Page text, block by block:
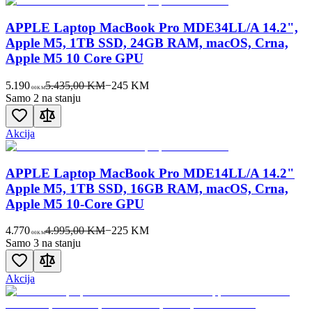
APPLE Laptop MacBook Pro MDE34LL/A 14.2",
Apple M5, 1TB SSD, 24GB RAM, macOS, Crna,
Apple M5 10 Core GPU
5.190 00KM5.435,00 KM−245KM
Samo 2 na stanju
Akcija
APPLE Laptop MacBook Pro MDE14LL/A 14.2"
Apple M5, 1TB SSD, 16GB RAM, macOS, Crna,
Apple M5 10-Core GPU
4.770 00KM4.995,00 KM−225KM
Samo 3 na stanju
Akcija